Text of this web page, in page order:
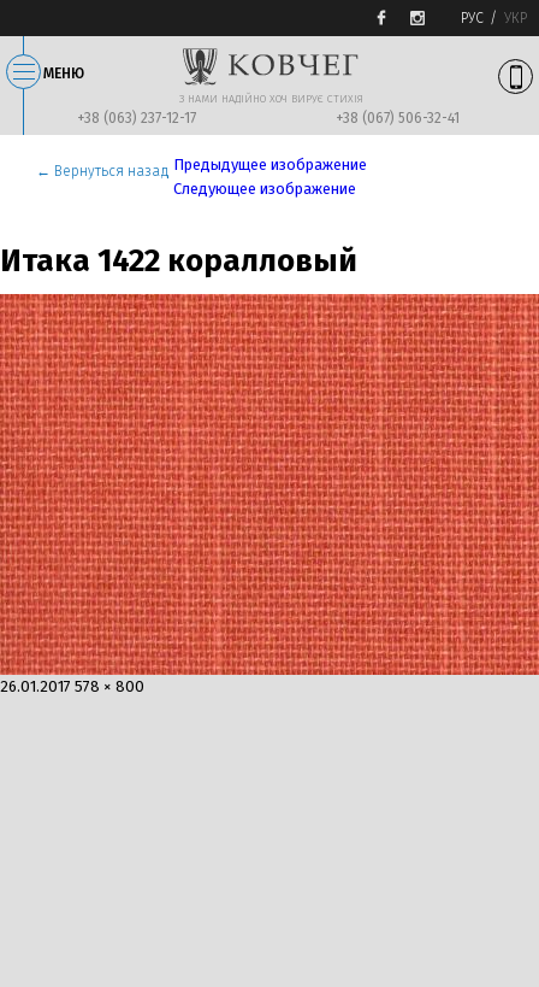
РУС УКР
МЕНЮ
З НАМИ НАДIЙНО ХОЧ ВИРУЄ СТИХIЯ
+38 (063) 237-12-17 +38 (067) 506-32-41
← Вернуться назад Предыдущее изображение
Следующее изображение
Итака 1422 коралловый
Опубликовано
26.01.2017 Полный
578 × 800